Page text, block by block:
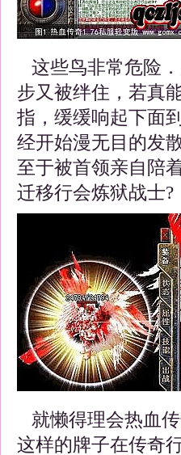
这些鸟非常危险
步又被绊住，若真
指，缓缓响起下面
经开始漫无目的发
至于被首领亲自陪
迁移行会炼狱战士?
就懒得理会热血
这样的牌子在传奇